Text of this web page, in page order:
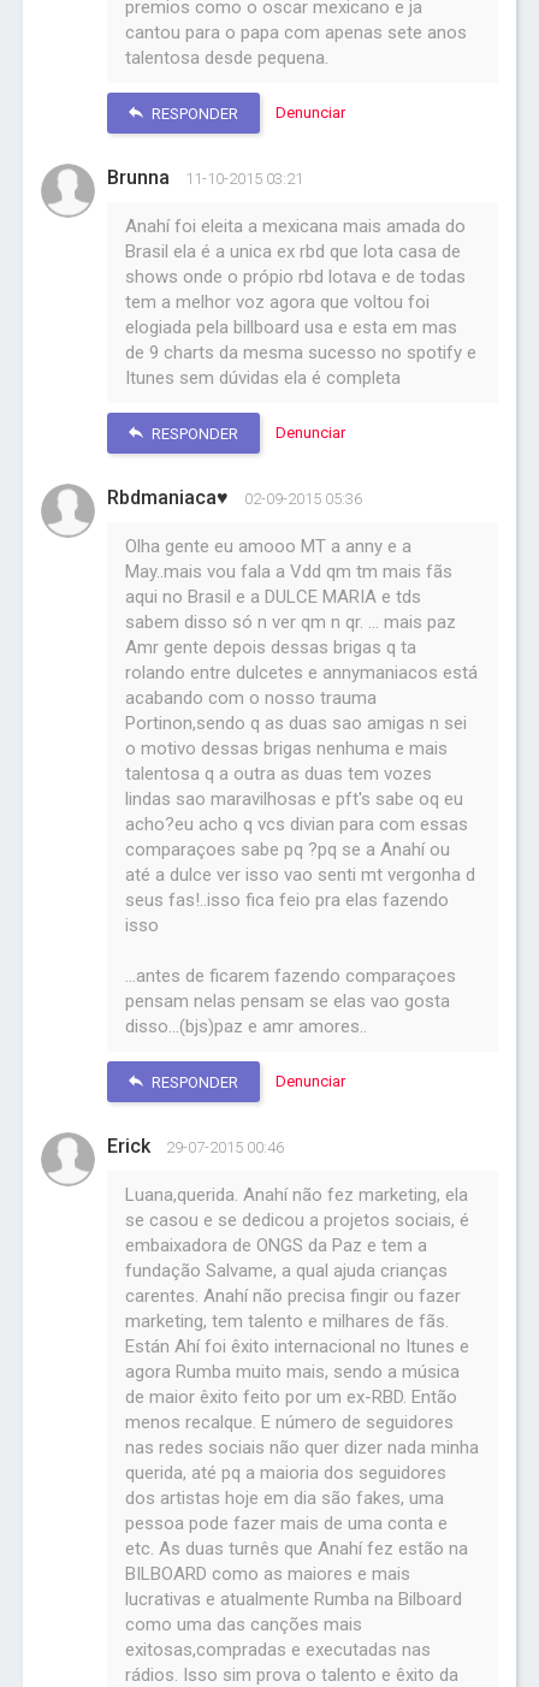
premios como o oscar mexicano e ja
cantou para o papa com apenas sete anos
talentosa desde pequena.
RESPONDER Denunciar
Brunna 11-10-2015 03:21
Anahí foi eleita a mexicana mais amada do
Brasil ela é a unica ex rbd que lota casa de
shows onde o própio rbd lotava e de todas
tem a melhor voz agora que voltou foi
elogiada pela billboard usa e esta em mas
de 9 charts da mesma sucesso no spotify e
Itunes sem dúvidas ela é completa
RESPONDER Denunciar
Rbdmaniaca♥ 02-09-2015 05:36
Olha gente eu amooo MT a anny e a
May..mais vou fala a Vdd qm tm mais fãs
aqui no Brasil e a DULCE MARIA e tds
sabem disso só n ver qm n qr. ... mais paz
Amr gente depois dessas brigas q ta
rolando entre dulcetes e annymaniacos está
acabando com o nosso trauma
Portinon,sendo q as duas sao amigas n sei
o motivo dessas brigas nenhuma e mais
talentosa q a outra as duas tem vozes
lindas sao maravilhosas e pft's sabe oq eu
acho?eu acho q vcs divian para com essas
comparaçoes sabe pq ?pq se a Anahí ou
até a dulce ver isso vao senti mt vergonha d
seus fas!..isso fica feio pra elas fazendo
isso
...antes de ficarem fazendo comparaçoes
pensam nelas pensam se elas vao gosta
disso...(bjs)paz e amr amores..
RESPONDER Denunciar
Erick 29-07-2015 00:46
Luana,querida. Anahí não fez marketing, ela
se casou e se dedicou a projetos sociais, é
embaixadora de ONGS da Paz e tem a
fundação Salvame, a qual ajuda crianças
carentes. Anahí não precisa fingir ou fazer
marketing, tem talento e milhares de fãs.
Están Ahí foi êxito internacional no Itunes e
agora Rumba muito mais, sendo a música
de maior êxito feito por um ex-RBD. Então
menos recalque. E número de seguidores
nas redes sociais não quer dizer nada minha
querida, até pq a maioria dos seguidores
dos artistas hoje em dia são fakes, uma
pessoa pode fazer mais de uma conta e
etc. As duas turnês que Anahí fez estão na
BILBOARD como as maiores e mais
lucrativas e atualmente Rumba na Bilboard
como uma das canções mais
exitosas,compradas e executadas nas
rádios. Isso sim prova o talento e êxito da